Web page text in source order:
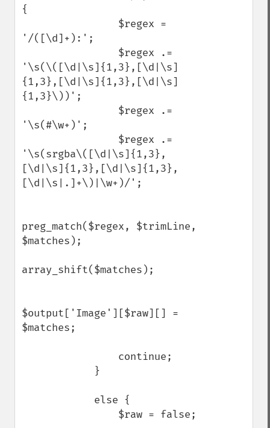
{
'/([\d]+):';
'\s(\([\d|\s]{1,3},[\d|\s]
{1,3},[\d|\s]{1,3},[\d|\s]
{1,3}\))';
'\s(#\w+)';
'\s(srgba\([\d|\s]{1,3},
[\d|\s]{1,3},[\d|\s]{1,3},
[\d|\s|.]+\)|\w+)/';
preg_match($regex, $trimLine,
$matches);
array_shift($matches);
$output['Image'][$raw][] =
$matches;